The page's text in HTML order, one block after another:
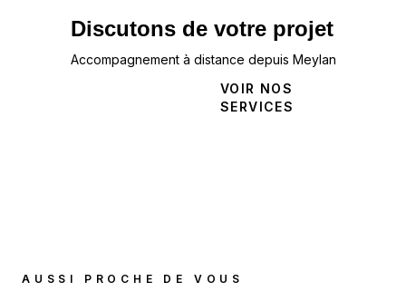
Discutons de votre projet
Accompagnement à distance depuis Meylan
VOIR NOS
SERVICES
AUSSI PROCHE DE VOUS